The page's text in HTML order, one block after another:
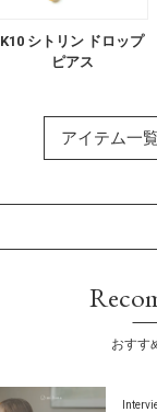
K10 シトリン ドロップ
ピアス
アイテム一
おすす